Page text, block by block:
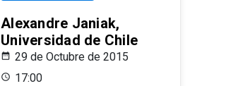
Alexandre Janiak,
Universidad de Chile
29 de Octubre de 2015
17:00